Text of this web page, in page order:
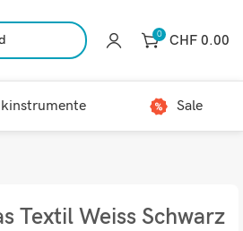
0 CHF 0.00
Sale
Textil Weiss Schwarz